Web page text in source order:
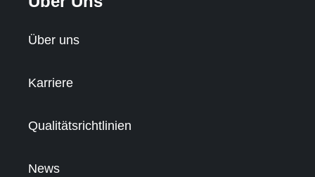
Über uns
Karriere
Qualitätsrichtlinien
News